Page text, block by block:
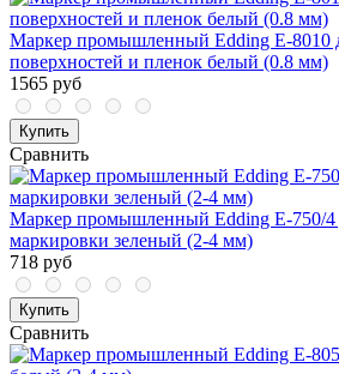
Маркер промышленный Edding E-8010
поверхностей и пленок белый (0.8 мм)
1565 руб
Купить
Сравнить
Маркер промышленный Edding E-750/4
маркировки зеленый (2-4 мм)
718 руб
Купить
Сравнить